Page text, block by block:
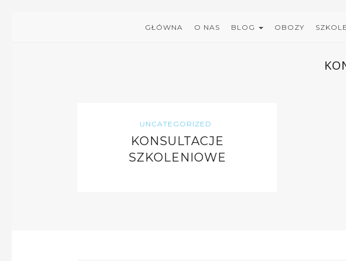
GŁÓWNA O NAS BLOG OBOZY
UNCATEGORIZED
KONSULTACJE
SZKOLENIOWE